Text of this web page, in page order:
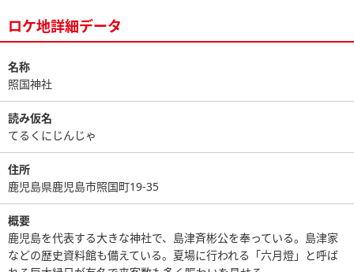
ロケ地詳細データ
名称
照国神社
読み仮名
てるくにじんじゃ
住所
鹿児島県鹿児島市照国町19-35
概要
鹿児島を代表する大きな神社で、島津斉彬公を奉っている。島津家
などの歴史資料館も備えている。夏場に行われる「六月燈」と呼ば